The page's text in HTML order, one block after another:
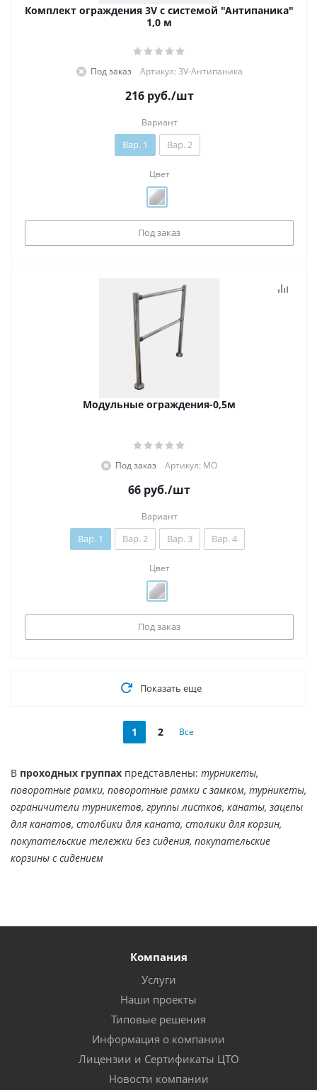
Комплект ограждения 3V с системой "Антипаника"
1,0 м
Под заказ Артикул: 3V-Антипаника
216руб./шт
Вариант
Вар. 1 Вар. 2
Цвет
Под заказ
Модульные ограждения-0,5м
Под заказ Артикул: МО
66 руб./шт
Вариант
Вар. 1 Вар. 2 Вар. 3 Вар. 4
Цвет
Под заказ
Показать еще
1 2 Все
В проходных группах представлены: турникеты,
поворотные рамки, поворотные рамки с замком, турникеты,
ограничители турникетов, группы листков, канаты, зацепы
для канатов, столбики для каната, столики для корзин,
покупательские тележки без сидения, покупательские
корзины с сидением
Компания
Услуги
Наши проекты
Типовые решения
Информация о компании
Лицензии и Сертификаты ЦТО
Новости компании